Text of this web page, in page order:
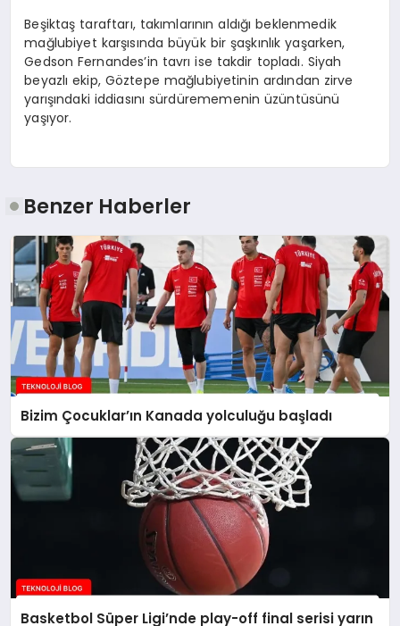
Beşiktaş taraftarı, takımlarının aldığı beklenmedik
mağlubiyet karşısında büyük bir şaşkınlık yaşarken,
Gedson Fernandes’in tavrı ise takdir topladı. Siyah
beyazlı ekip, Göztepe mağlubiyetinin ardından zirve
yarışındaki iddiasını sürdürememenin üzüntüsünü
yaşıyor.
Benzer Haberler
Bizim Çocuklar’ın Kanada yolculuğu başladı
Basketbol Süper Ligi’nde play-off final serisi yarın